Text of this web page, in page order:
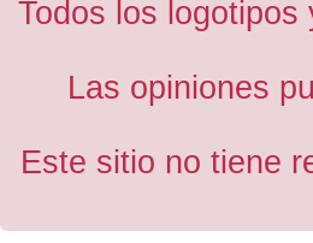
Todos los
Las opiniones
Este sitio no tiene